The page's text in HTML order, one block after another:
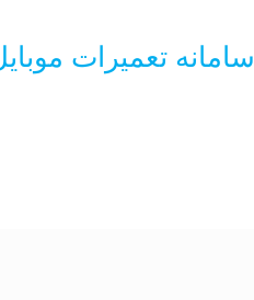
سامانه تعمیرات